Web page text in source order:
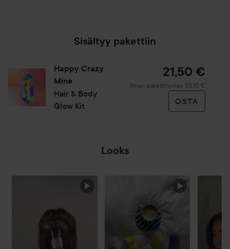
Ravista pulloa ja suihkuta hiuksiin ja iholle. Hengitä suvään
150 ml
Sisältyy pakettiin
Happy Crazy
Mine
Hair & Body
Glow Kit
21,50 €
Ilman pakettihintaa: 33,10 €
OSTA
Looks